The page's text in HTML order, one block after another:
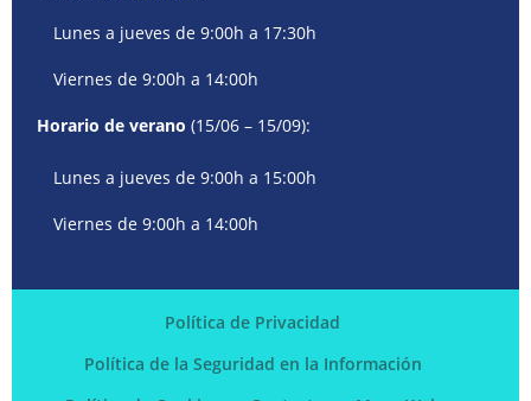
Lunes a jueves de 9:00h a 17:30h
Viernes de 9:00h a 14:00h
Horario de verano (15/06 – 15/09):
Lunes a jueves de 9:00h a 15:00h
Viernes de 9:00h a 14:00h
Política de Privacidad
Política de la Seguridad en la Información